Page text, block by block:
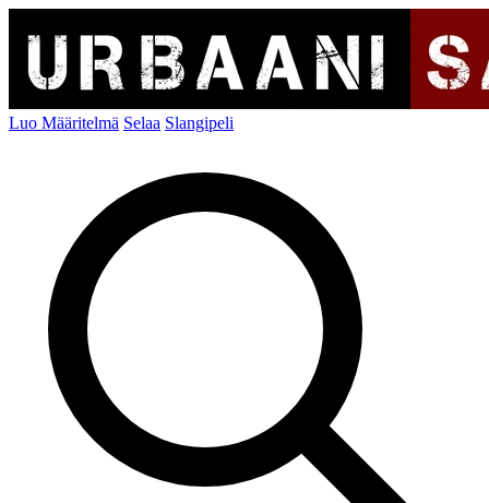
Luo Määritelmä Selaa Slangipeli